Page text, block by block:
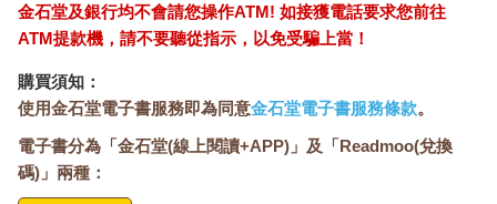
金石堂及銀行均不會請您操作ATM! 如接獲電話要求您前往
ATM提款機，請不要聽從指示，以免受騙上當！
購買須知：
使用金石堂電子書服務即為同意金石堂電子書服務條款。
電子書分為「金石堂(線上閱讀+APP)」及「Readmoo(兌換
碼)」兩種：